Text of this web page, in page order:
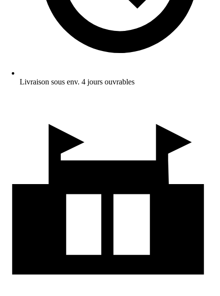
Livraison sous env. 4 jours ouvrables